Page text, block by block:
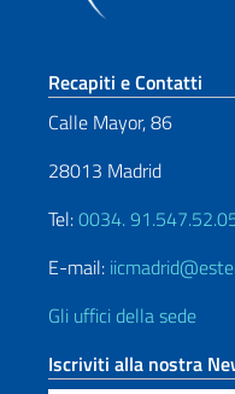
Sezione
Recapiti e Contatti
Calle Mayor, 86
28013 Madrid
Tel:0034.
E-mail:
Gli uffici della sede
Iscriviti alla nostra